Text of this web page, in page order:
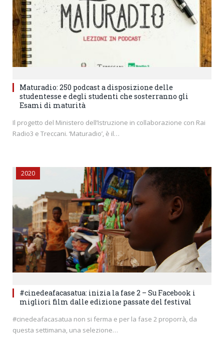
Maturadio: 250 podcast a disposizione delle
studentesse e degli studenti che sosterranno gli
Esami di maturità
Il progetto del Ministero dell’Istruzione in collaborazione con Rai
Radio3 e Treccani. ‘Maturadio’, è il…
2020
#cinedeafacasatua: inizia la fase 2 – Su Facebook i
migliori film dalle edizione passate del festival
#cinedeafacasatua non si ferma e per la fase 2 proporrà, da
questa settimana, una selezione…